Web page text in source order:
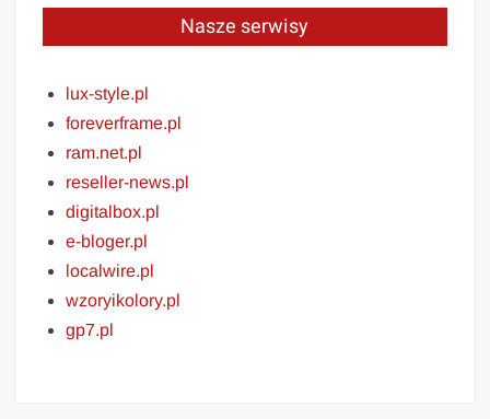
Nasze serwisy
lux-style.pl
foreverframe.pl
ram.net.pl
reseller-news.pl
digitalbox.pl
e-bloger.pl
localwire.pl
wzoryikolory.pl
gp7.pl